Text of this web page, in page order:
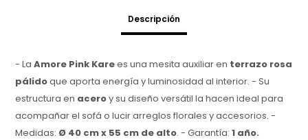
Descripción
- LaAmore Pink Karees una mesita auxiliar en terrazo rosa
pálidoque aporta energía y luminosidad al interior. - Su
estructura en aceroy su diseño versátil la hacen ideal para
acompañar el sofá o lucir arreglos florales y accesorios. -
Medidas: Ø 40 cm x 55 cm de alto. - Garantía:1 año.